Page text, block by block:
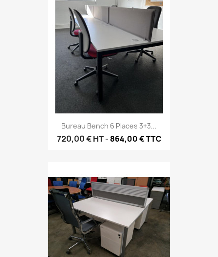
Bureau Bench 6 Places 3+3...
720,00 €HT- 864,00 € TTC